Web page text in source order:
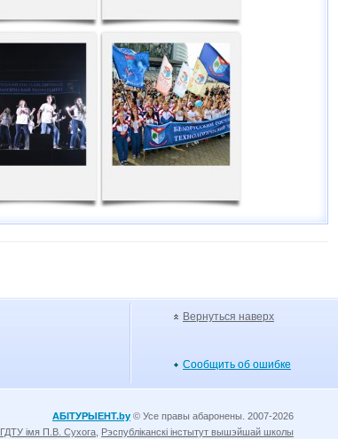
Вернуться наверх
Сообщить об ошибке
АБІТУРЫЕНТ.by © Усе правы абаронены. 2007-2026
ГДТУ імя П.В. Сухога Рэспубліканскі інстытут вышэйшай школы